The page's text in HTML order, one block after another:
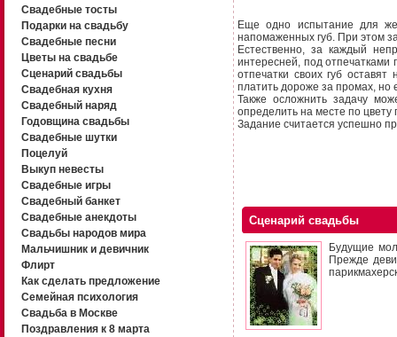
Свадебные тосты
Подарки на свадьбу
Свадебные песни
Цветы на свадьбе
Сценарий свадьбы
Свадебная кухня
Свадебный наряд
Годовщина свадьбы
Свадебные шутки
Поцелуй
Выкуп невесты
Свадебные игры
Свадебный банкет
Свадебные анекдоты
Свадьбы народов мира
Мальчишник и девичник
Флирт
Как сделать предложение
Семейная психология
Свадьба в Москве
Поздравления к 8 марта
Еще одно испытание для
напомаженных губ. При этом
Естественно, за каждый
интересней, под отпечатками
отпечатки своих губ
платить дороже за промах, но
Также осложнить задачу
определить на месте по цвету
Задание считается успешно
Сценарий свадьбы
Будущие
Прежде